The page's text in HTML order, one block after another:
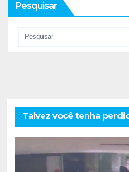
Pesquisar
Talvez você tenha